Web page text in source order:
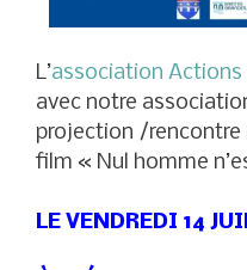
L’association Actions
avec notre
projection /rencontre
film « Nul homme
LE VENDREDI 14